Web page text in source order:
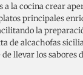
a la cocina crear
principales
la
de alcachofas
llevar los sabores